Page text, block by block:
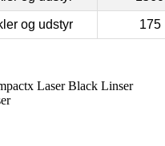
og udstyr 175
Laser Black Linser